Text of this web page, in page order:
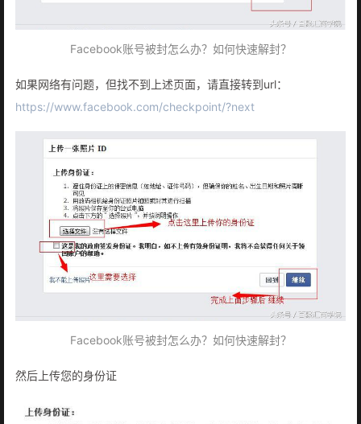
Facebook账号被封怎么办？如何快速解封？
如果网络有问题，但找不到上述页面，请直接转到url：
https://www.facebook.com/checkpoint/?next
Facebook账号被封怎么办？如何快速解封？
然后上传您的身份证